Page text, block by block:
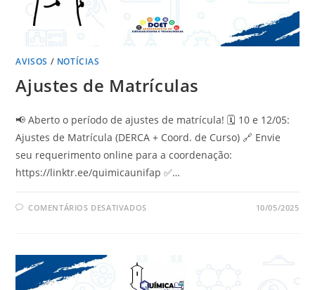
AVISOS / NOTÍCIAS
Ajustes de Matrículas
📢 Aberto o período de ajustes de matrícula! 🗓️ 10 e 12/05:
Ajustes de Matrícula (DERCA + Coord. de Curso) 🔗 Envie
seu requerimento online para a coordenação:
https://linktr.ee/quimicaunifap ✅…
COMENTÁRIOS DESATIVADOS 10/05/2025